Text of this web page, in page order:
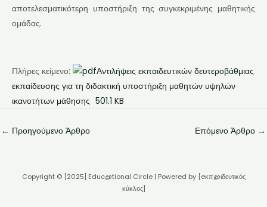
αποτελεσματικότερη υποστήριξη της συγκεκριμένης μαθητικής
ομάδας.
Πλήρες κείμενο:
Αντιλήψεις εκπαιδευτικών δευτεροβάθμιας
εκπαίδευσης για τη διδακτική υποστήριξη μαθητών υψηλών
ικανοτήτων μάθησης 501.1 KB
← Προηγούμενο Άρθρο Επόμενο Άρθρο →
Copyright © [2025] Educ@tional Circle | Powered by [eκπ@ιδευτικός
κύκλος]